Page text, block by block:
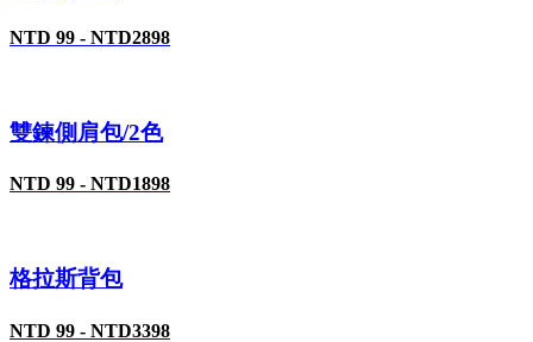
NTD 99 - NTD2898
雙鍊側肩包/2色
NTD 99 - NTD1898
格拉斯背包
NTD 99 - NTD3398